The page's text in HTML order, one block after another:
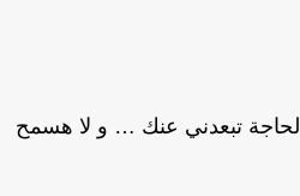
تبعدني عنك … و لا هسمح